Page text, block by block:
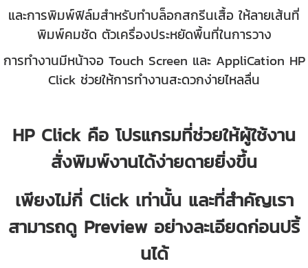
และการพิมพ์ฟิล์มสำหรับทำบล็อกสกรีนเสื้อ ให้ลายเส้นที่
พิมพ์คมชัด ตัวเครื่องประหยัดพื้นที่ในการวาง
การทำงานมีหน้าจอ Touch Screen และ AppliCation HP
Click ช่วยให้การทำงานสะดวกง่ายไหลลื่น
HP Click คือ โปรแกรมที่ช่วยให้ผู้ใช้งาน
สั่งพิมพ์งานได้ง่ายดายยิ่งขึ้น
เพียงไม่กี่ Click เท่านั้น และที่สำคัญเรา
สามารถดู Preview อย่างละเอียดก่อนปริ้
นได้